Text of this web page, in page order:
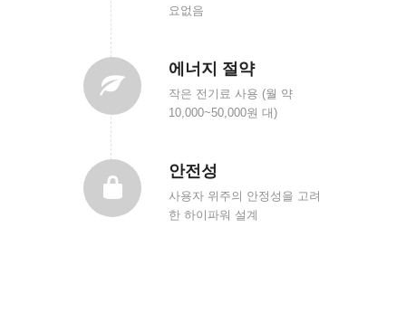
요없음
에너지 절약
작은 전기료 사용 (월 약
10,000~50,000원 대)
안전성
사용자 위주의 안정성을 고려
한 하이파워 설계